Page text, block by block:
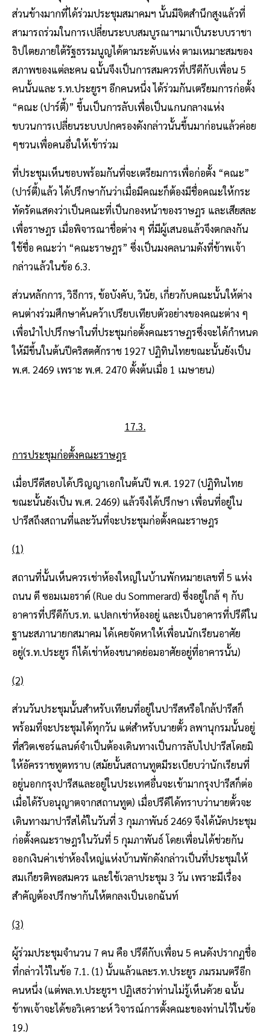
ส่วนข้างมากที่ได้ร่วมประชุมสมาคมฯ นั้นมีจิตสำนึกสูงแล้วที่
สามารถร่วมในการเปลี่ยนระบบสมบูรณาฯมาเป็นระบบราชา
ธิปไตยภายใต้รัฐธรรมนูญได้ตามระดับแห่ง ตามเหมาะสมของ
สภาพของแต่ละคน ฉนั้นจึงเป็นการสมควรที่ปรีดีกับเพื่อน 5
คนนั้นและ ร.ท.ประยูรฯ อีกคนหนึ่ง ได้ร่วมกันเตรียมการก่อตั้ง
“คณะ (ปาร์ตี้)” ขึ้นเป็นการลับเพื่อเป็นแกนกลางแห่ง
ขบวนการเปลี่ยนระบบปกครองดังกล่าวนั้นขึ้นมาก่อนแล้วค่อย
ๆชวนเพื่อคนอื่นให้เข้าร่วม
ที่ประชุมเห็นชอบพร้อมกันที่จะเตรียมการเพื่อก่อตั้ง “คณะ”
(ปาร์ตี้)แล้ว ได้ปรึกษากันว่าเมื่อมีคณะก็ต้องมีชื่อคณะให้กระ
ทัดรัดแสดงว่าเป็นคณะที่เป็นกองหน้าของราษฎร และเสียสละ
เพื่อราษฎร เมื่อพิจารณาชื่อต่าง ๆ ที่มีผู้เสนอแล้วจึงตกลงกัน
ใช้ชื่อ คณะว่า “คณะราษฎร” ซึ่งเป็นมงคลนามดังที่ข้าพเจ้า
กล่าวแล้วในข้อ 6.3.
ส่วนหลักการ, วิธีการ, ข้อบังคับ, วินัย, เกี่ยวกับคณะนั้นให้ต่าง
คนต่างร่วมศึกษาค้นคว้าเปรียบเทียบตัวอย่างของคณะต่าง ๆ
เพื่อนําไปปรึกษาในที่ประชุมก่อตั้งคณะราษฎรซึ่งจะได้กําหนด
ให้มีขึ้นในต้นปีคริสตศักราช 1927 ปฏิทินไทยขณะนั้นยังเป็น
พ.ศ. 2469 เพราะ พ.ศ. 2470 ตั้งต้นเมื่อ 1 เมษายน)
17.3.
การประชุมก่อตั้งคณะราษฎร
เมื่อปรีดีสอบได้ปริญญาเอกในต้นปี พ.ศ. 1927 (ปฏิทินไทย
ขณะนั้นยังเป็น พ.ศ. 2469) แล้วจึงได้ปรึกษา เพื่อนที่อยู่ใน
ปารีสถึงสถานที่และวันที่จะประชุมก่อตั้งคณะราษฎร
(1)
สถานที่นั้นเห็นควรเช่าห้องใหญ่ในบ้านพักหมายเลขที่ 5 แห่ง
ถนน ดี ซอมเมอราด์ (Rue du Sommerard) ซึ่งอยู่ใกล้ ๆ กับ
อาคารที่ปรีดีกับร.ท. แปลกเช่าห้องอยู่ และเป็นอาคารที่ปรีดีใน
ฐานะสภานายกสมาคม ได้เคยจัดหาให้เพื่อนนักเรียนอาศัย
อยู่(ร.ท.ประยูร ก็ได้เช่าห้องขนาดย่อมอาศัยอยู่ที่อาคารนั้น)
(2)
ส่วนวันประชุมนั้นสําหรับเทียนที่อยู่ในปารีสหรือใกล้ปารีสก็
พร้อมที่จะประชุมได้ทุกวัน แต่สําหรับนายตั้ว ลพานุกรมนั้นอยู่
ที่สวิตเซอร์แลนด์จําเป็นต้องเดินทางเป็นการลับไปปารีสโดยมิ
ให้อัครราชทูตทราบ (สมัยนั้นสถานทูตมีระเบียบว่านักเรียนที่
อยู่นอกกรุงปารีสและอยู่ในประเทศอื่นจะเข้ามากรุงปารีสก็ต่อ
เมื่อได้รับอนุญาตจากสถานทูต) เมื่อปรีดีได้ทราบว่านายตั้วจะ
เดินทางมาปารีสได้ในวันที่ 3 กุมภาพันธ์ 2469 จึงได้นัดประชุม
ก่อตั้งคณะราษฎรในวันที่ 5 กุมภาพันธ์ โดยเพื่อนได้ช่วยกัน
ออกเงินค่าเช่าห้องใหญ่แห่งบ้านพักดังกล่าวเป็นที่ประชุมให้
สมเกียรติพอสมควร และใช้เวลาประชุม 3 วัน เพราะมีเรื่อง
สําคัญต้องปรึกษากันให้ตกลงเป็นเอกฉันท์
(3)
ผู้ร่วมประชุมจํานวน 7 คน คือ ปรีดีกับเพื่อน 5 คนดังปรากฏชื่อ
ที่กล่าวไว้ในข้อ 7.1. (1) นั้นแล้วและร.ท.ประยูร ภมรมนตรีอีก
คนหนึ่ง (แต่พล.ท.ประยูรฯ ปฏิเสธว่าท่านไม่รู้เห็นด้วย ฉนั้น
ข้าพเจ้าจะได้ขอวิเคราะห์ วิจารณ์การตั้งคณะของท่านไว้ในข้อ
19.)